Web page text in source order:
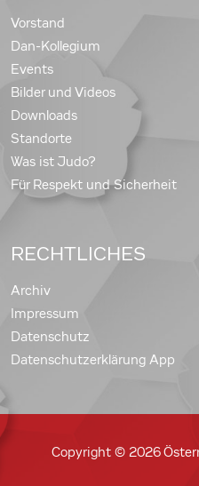
Vorstand
Dan-Kollegium
Events
Bilder und Videos
Downloads
Standorte
Was ist Judo?
Für Respekt und Sicherheit
RECHTLICHES
Archiv
Impressum
Datenschutz
Datenschutzerklärung App
Copyright © 2026